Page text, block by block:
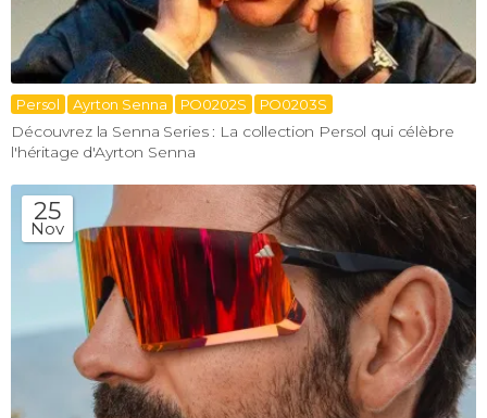
Persol Ayrton Senna PO0202S PO0203S
Découvrez la Senna Series : La collection Persol qui célèbre
l'héritage d'Ayrton Senna
25
Nov